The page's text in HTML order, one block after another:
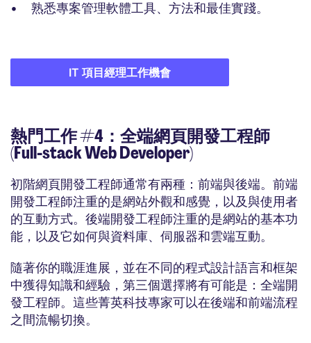
• 熟悉專案管理軟體工具、方法和最佳實踐。
IT 項目經理工作機會
熱門工作 #4：全端網頁開發工程師
(Full-stack Web Developer)
初階網頁開發工程師通常有兩種：前端與後端。前端
開發工程師注重的是網站外觀和感覺，以及與使用者
的互動方式。後端開發工程師注重的是網站的基本功
能，以及它如何與資料庫、伺服器和雲端互動。
隨著你的職涯進展，並在不同的程式設計語言和框架
中獲得知識和經驗，第三個選擇將有可能是：全端開
發工程師。這些菁英科技專家可以在後端和前端流程
之間流暢切換。